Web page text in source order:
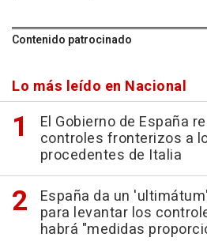
Contenido patrocinado
Lo más leído en Nacional
El Gobierno de España
controles fronterizos a
procedentes de Italia
España da un
para levantar los
habrá "medidas